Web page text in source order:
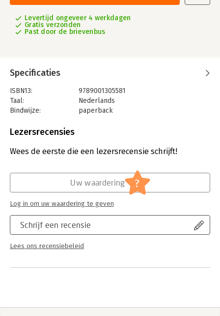
Levertijd ongeveer 4 werkdagen
Gratis verzonden
Past door de brievenbus
Specificaties
ISBN13:
9789001305581
Taal:
Nederlands
Bindwijze:
paperback
Uitgever:
Verschijningsdatum:
8-5-2019
Strategisch management
Lezersrecensies
Wees de eerste die een lezersrecensie schrijft!
Schrijf een recensie
Lees ons recensiebeleid
Uw waardering ?
Log in om uw waardering te geven